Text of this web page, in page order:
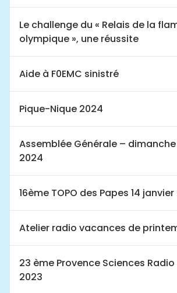
Le challenge du « Relais de la
olympique », une réussite
Aide à F0EMC sinistré
Pique-Nique 2024
Assemblée Générale – dimanche
2024
16ème TOPO des Papes 14
Atelier radio vacances de
23 ème Provence Sciences Radio
2023